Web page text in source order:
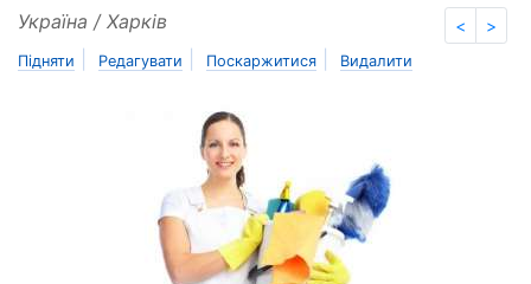
< >
Україна / Харків
Підняти Редагувати Поскаржитися Видалити